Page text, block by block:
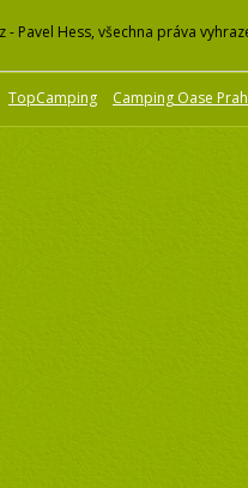
Pavel Hess, všechna práva
TopCamping Camping Oase